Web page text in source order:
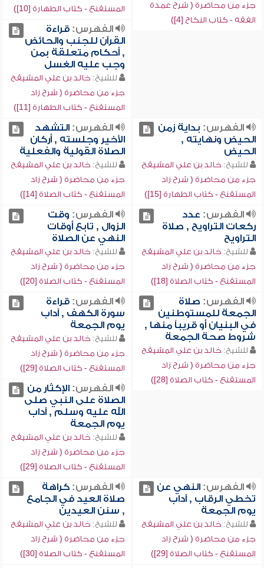
جزء من محاضرة ( شرح عمدة
الفقه - كتاب النكاح [4])
المستقنع - كتاب الطهارة [10])
الفهرس:قراءة
القرآن للجنب والحائض
, أحكام متعلقة بمن
وجب عليه الغسل
للشيخ: خالد بن علي المشيقح
جزء من محاضرة ( شرح زاد
المستقنع - كتاب الطهارة [11])
الفهرس: بداية زمن
الحيض ونهايته ,
الحيض
للشيخ: خالد بن علي المشيقح
جزء من محاضرة ( شرح زاد
المستقنع - كتاب الطهارة [15])
الفهرس:التشهد
الأخير وجلسته , أركان
الصلاة القولية والفعلية
للشيخ: خالد بن علي المشيقح
جزء من محاضرة ( شرح زاد
المستقنع - كتاب الصلاة [14])
الفهرس: عدد
ركعات التراويح , صلاة
التراويح
للشيخ: خالد بن علي المشيقح
جزء من محاضرة ( شرح زاد
المستقنع - كتاب الصلاة [18])
الفهرس: وقت
الزوال , تابع أوقات
النهي عن الصلاة
للشيخ: خالد بن علي المشيقح
جزء من محاضرة ( شرح زاد
المستقنع - كتاب الصلاة [20])
الفهرس: صلاة
الجمعة للمستوطنين
في البنيان أو قريباً منها ,
شروط صحة الجمعة
للشيخ: خالد بن علي المشيقح
جزء من محاضرة ( شرح زاد
المستقنع - كتاب الصلاة [28])
الفهرس:قراءة
سورة الكهف , آداب
يوم الجمعة
للشيخ: خالد بن علي المشيقح
جزء من محاضرة ( شرح زاد
المستقنع - كتاب الصلاة [29])
الفهرس:الإكثار من
الصلاة على النبي صلى
الله عليه وسلم , آداب
يوم الجمعة
للشيخ: خالد بن علي المشيقح
جزء من محاضرة ( شرح زاد
المستقنع - كتاب الصلاة [29])
الفهرس:النهي عن
تخطي الرقاب , آداب
يوم الجمعة
للشيخ: خالد بن علي المشيقح
جزء من محاضرة ( شرح زاد
المستقنع - كتاب الصلاة [29])
الفهرس:كراهة
صلاة العيد في الجامع
, سنن العيدين
للشيخ: خالد بن علي المشيقح
جزء من محاضرة ( شرح زاد
المستقنع - كتاب الصلاة [30])